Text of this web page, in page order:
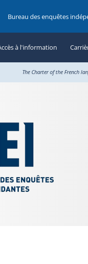
Bureau des enquêtes
à l'information
The Charter of the French